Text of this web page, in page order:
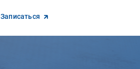
Записаться